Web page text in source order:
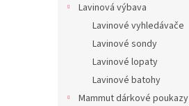
Lavinová výbava
Lavinové vyhledávače
Lavinové sondy
Lavinové lopaty
Lavinové batohy
Mammut dárkové poukazy